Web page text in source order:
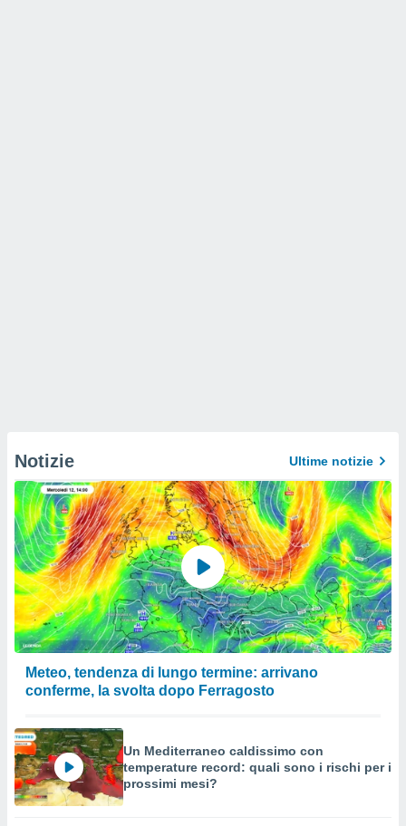
Notizie Ultime notizie
Meteo, tendenza di lungo termine: arrivano
conferme, la svolta dopo Ferragosto
Un Mediterraneo caldissimo con
temperature record: quali sono i rischi per i
prossimi mesi?